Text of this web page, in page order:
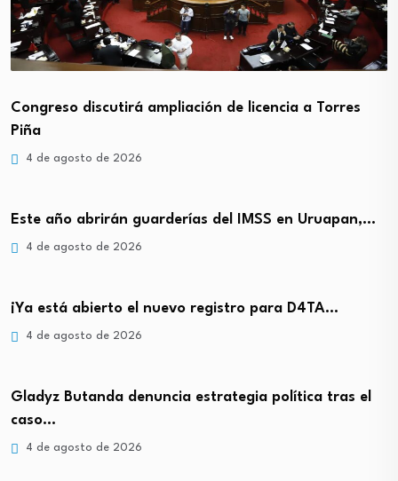
Congreso discutirá ampliación de licencia a Torres
Piña
4 de agosto de 2026
Este año abrirán guarderías del IMSS en Uruapan,…
4 de agosto de 2026
¡Ya está abierto el nuevo registro para D4TA…
4 de agosto de 2026
Gladyz Butanda denuncia estrategia política tras el
caso…
4 de agosto de 2026